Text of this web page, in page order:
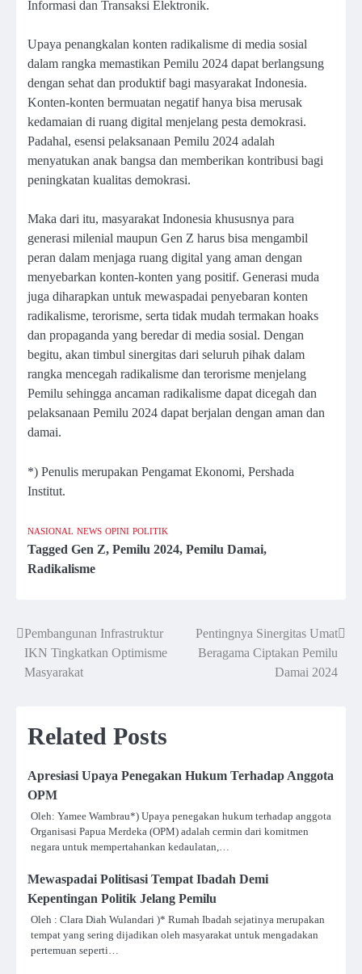
Informasi dan Transaksi Elektronik.
Upaya penangkalan konten radikalisme di media sosial
dalam rangka memastikan Pemilu 2024 dapat berlangsung
dengan sehat dan produktif bagi masyarakat Indonesia.
Konten-konten bermuatan negatif hanya bisa merusak
kedamaian di ruang digital menjelang pesta demokrasi.
Padahal, esensi pelaksanaan Pemilu 2024 adalah
menyatukan anak bangsa dan memberikan kontribusi bagi
peningkatan kualitas demokrasi.
Maka dari itu, masyarakat Indonesia khususnya para
generasi milenial maupun Gen Z harus bisa mengambil
peran dalam menjaga ruang digital yang aman dengan
menyebarkan konten-konten yang positif. Generasi muda
juga diharapkan untuk mewaspadai penyebaran konten
radikalisme, terorisme, serta tidak mudah termakan hoaks
dan propaganda yang beredar di media sosial. Dengan
begitu, akan timbul sinergitas dari seluruh pihak dalam
rangka mencegah radikalisme dan terorisme menjelang
Pemilu sehingga ancaman radikalisme dapat dicegah dan
pelaksanaan Pemilu 2024 dapat berjalan dengan aman dan
damai.
*) Penulis merupakan Pengamat Ekonomi, Pershada
Institut.
NASIONAL NEWS OPINI POLITIK
Tagged Gen Z, Pemilu 2024, Pemilu Damai,
Radikalisme
Post
navigation
Pembangunan Infrastruktur
IKN Tingkatkan Optimisme
Masyarakat
Pentingnya Sinergitas Umat
Beragama Ciptakan Pemilu
Damai 2024
Related Posts
Apresiasi Upaya Penegakan Hukum Terhadap Anggota
OPM
Oleh: Yamee Wambrau*) Upaya penegakan hukum terhadap anggota
Organisasi Papua Merdeka (OPM) adalah cermin dari komitmen
negara untuk mempertahankan kedaulatan,…
Mewaspadai Politisasi Tempat Ibadah Demi
Kepentingan Politik Jelang Pemilu
Oleh : Clara Diah Wulandari )* Rumah Ibadah sejatinya merupakan
tempat yang sering dijadikan oleh masyarakat untuk mengadakan
pertemuan seperti…